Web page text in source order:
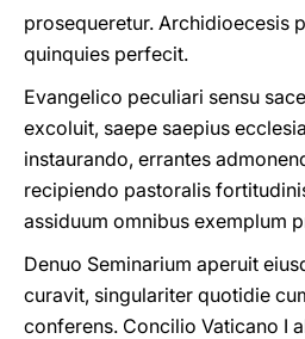
prosequeretur. Archidioecesis
quinquies perfecit.
Evangelico peculiari sensu
excoluit, saepe saepius
instaurando, errantes
recipiendo pastoralis
assiduum omnibus exemplum
Denuo Seminarium aperuit
curavit, singulariter quotidie
conferens. Concilio Vaticano I